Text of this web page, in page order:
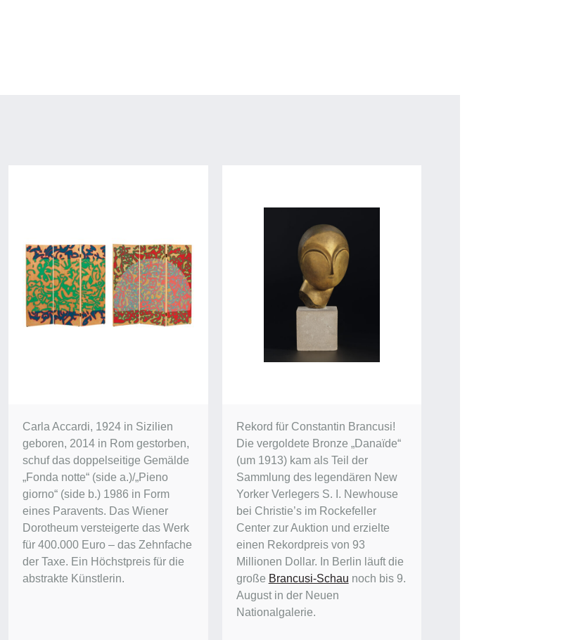
Carla Accardi, 1924 in Sizilien
geboren, 2014 in Rom gestorben,
schuf das doppelseitige Gemälde
„Fonda notte“ (side a.)/„Pieno
giorno“ (side b.) 1986 in Form
eines Paravents. Das Wiener
Dorotheum versteigerte das Werk
für 400.000 Euro – das Zehnfache
der Taxe. Ein Höchstpreis für die
abstrakte Künstlerin.
Rekord für Constantin Brancusi!
Die vergoldete Bronze „Danaïde“
(um 1913) kam als Teil der
Sammlung des legendären New
Yorker Verlegers S. I. Newhouse
bei Christie’s im Rockefeller
Center zur Auktion und erzielte
einen Rekordpreis von 93
Millionen Dollar. In Berlin läuft die
große Brancusi-Schau noch bis 9.
August in der Neuen
Nationalgalerie.